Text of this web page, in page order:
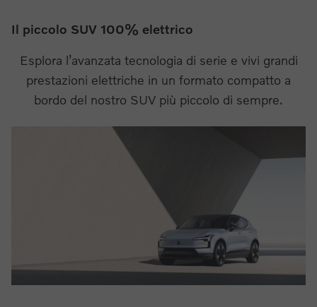
Il piccolo SUV 100% elettrico
Esplora l’avanzata tecnologia di serie e vivi grandi
prestazioni elettriche in un formato compatto a
bordo del nostro SUV più piccolo di sempre.